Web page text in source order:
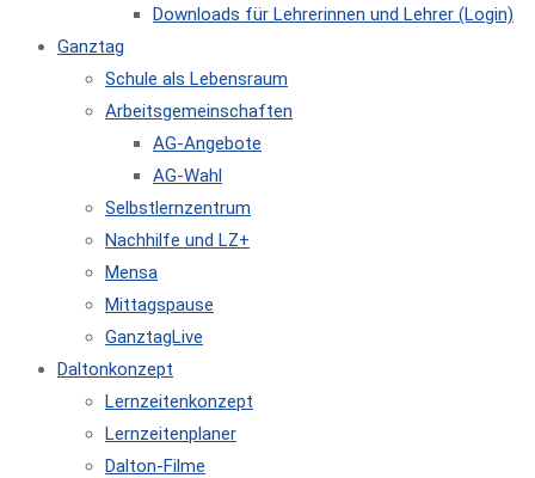
Downloads für Lehrerinnen und Lehrer (Login)
Ganztag
Schule als Lebensraum
Arbeitsgemeinschaften
AG-Angebote
AG-Wahl
Selbstlernzentrum
Nachhilfe und LZ+
Mensa
Mittagspause
GanztagLive
Daltonkonzept
Lernzeitenkonzept
Lernzeitenplaner
Dalton-Filme